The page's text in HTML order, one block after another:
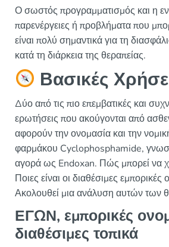
Ο σωστός προγραμματισμός και η
παρενέργειες ή προβλήματα που
είναι πολύ σημαντικά για τη
κατά τη διάρκεια της θεραπείας.
Βασικές
Δύο από τις πιο επεμβατικές και
ερωτήσεις που ακούγονται από
αφορούν την ονομασία και την
φαρμάκου Cyclophosphamide,
αγορά ως Endoxan. Πώς μπορεί να
Ποιες είναι οι διαθέσιμες εμπορικές
Ακολουθεί μια ανάλυση αυτών των
ΕΓΩΝ, εμπορικές
διαθέσιμες τοπικά